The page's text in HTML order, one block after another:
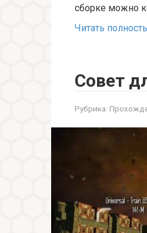
сборке можно
Читать
Совет
Рубрика: